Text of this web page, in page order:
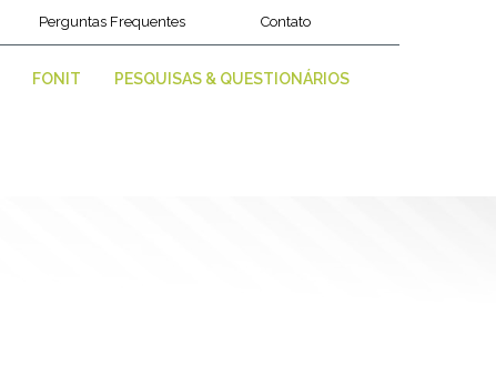
Perguntas Frequentes Contato
FONIT PESQUISAS & QUESTIONÁRIOS